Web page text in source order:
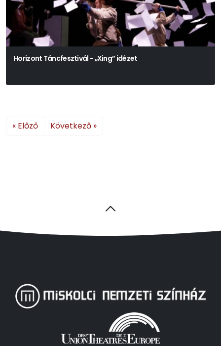
Horizont Táncfesztivál - „Xing” idézet
« Előző Következő »